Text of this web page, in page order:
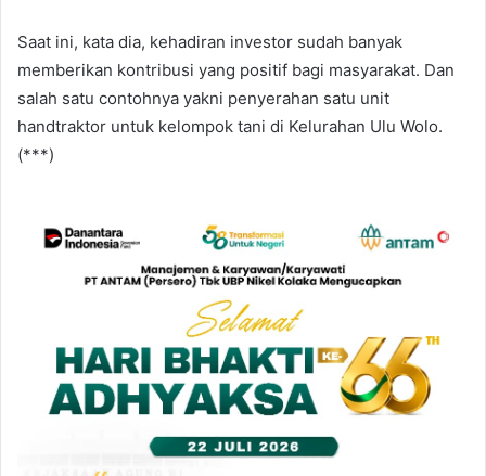
Saat ini, kata dia, kehadiran investor sudah banyak
memberikan kontribusi yang positif bagi masyarakat. Dan
salah satu contohnya yakni penyerahan satu unit
handtraktor untuk kelompok tani di Kelurahan Ulu Wolo.
(***)